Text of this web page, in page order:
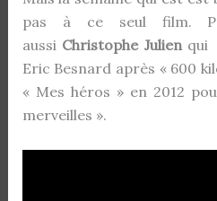
pas à ce seul film.
aussiChristophe Julienqui
Eric Besnard après « 600
« Mes héros » en 2012
merveilles ».